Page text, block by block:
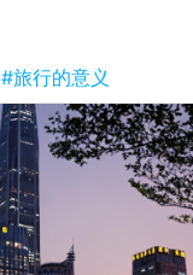
#旅行的意义